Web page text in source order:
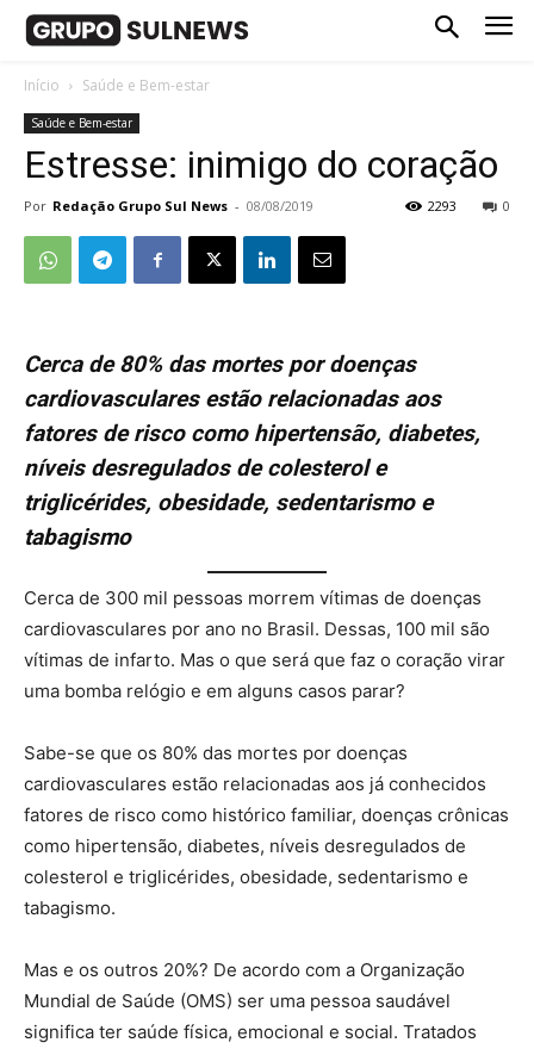
Início Saúde e Bem-estar
Saúde e Bem-estar
Estresse: inimigo do coração
Por Redação Grupo Sul News - 08/08/2019 0
2293
Cerca de 80% das mortes por doenças
cardiovasculares estão relacionadas aos
fatores de risco como hipertensão, diabetes,
níveis desregulados de colesterol e
triglicérides, obesidade, sedentarismo e
tabagismo
Cerca de 300 mil pessoas morrem vítimas de doenças
cardiovasculares por ano no Brasil. Dessas, 100 mil são
vítimas de infarto. Mas o que será que faz o coração virar
uma bomba relógio e em alguns casos parar?
Sabe-se que os 80% das mortes por doenças
cardiovasculares estão relacionadas aos já conhecidos
fatores de risco como histórico familiar, doenças crônicas
como hipertensão, diabetes, níveis desregulados de
colesterol e triglicérides, obesidade, sedentarismo e
tabagismo.
Mas e os outros 20%? De acordo com a Organização
Mundial de Saúde (OMS) ser uma pessoa saudável
significa ter saúde física, emocional e social. Tratados